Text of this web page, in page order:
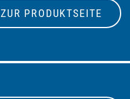
ZUR PRODUKTSEITE